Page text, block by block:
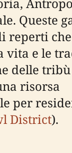
Queste
reperti che
vita e le
delle
risorsa
per
District).